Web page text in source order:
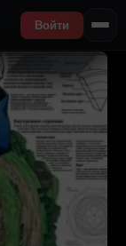
Войти